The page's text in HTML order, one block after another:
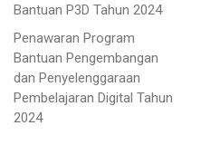
Bantuan P3D Tahun 2024
Penawaran Program
Bantuan Pengembangan
dan Penyelenggaraan
Pembelajaran Digital Tahun
2024